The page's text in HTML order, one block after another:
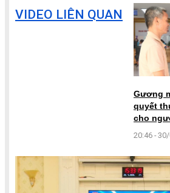
VIDEO LIÊN QUAN
Gương
quyết
cho
20:46 -